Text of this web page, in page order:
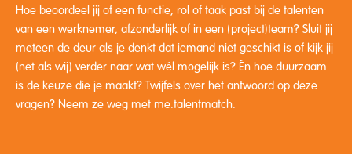
Hoe beoordeel jij of een functie, rol of taak past bij de talenten
van een werknemer, afzonderlijk of in een (project)team? Sluit jij
meteen de deur als je denkt dat iemand niet geschikt is of kijk jij
(net als wij) verder naar wat wél mogelijk is? Én hoe duurzaam
is de keuze die je maakt? Twijfels over het antwoord op deze
vragen? Neem ze weg met me.talentmatch.